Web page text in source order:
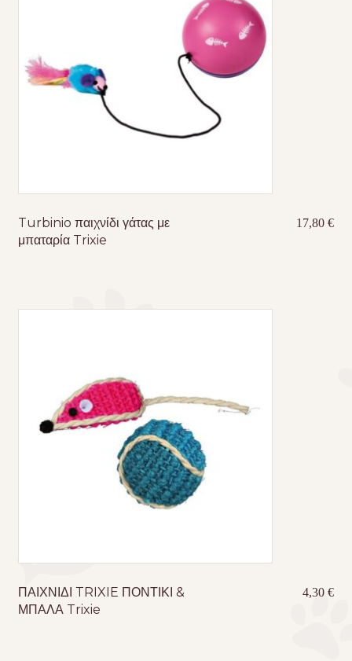
Turbinio παιχνίδι γάτας με
μπαταρία Trixie
17,80€
ΠΑΙΧΝΙΔΙ TRIXIE ΠΟΝΤΙΚΙ &
ΜΠΑΛΑ Trixie
4,30€